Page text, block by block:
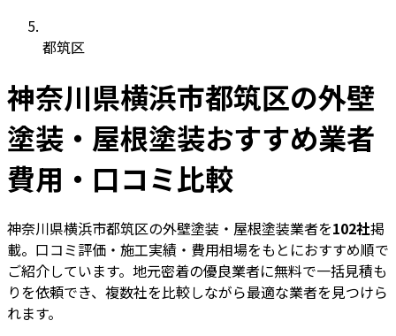
都筑区
神奈川県横浜市都筑区の外壁
塗装・屋根塗装おすすめ業者
費用・口コミ比較
神奈川県横浜市都筑区の外壁塗装・屋根塗装業者を102社掲
載。口コミ評価・施工実績・費用相場をもとにおすすめ順で
ご紹介しています。地元密着の優良業者に無料で一括見積も
りを依頼でき、複数社を比較しながら最適な業者を見つけら
れます。